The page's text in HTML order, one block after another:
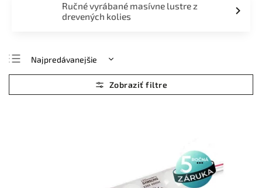
Ručné vyrábané masívne lustre z
drevených kolies
Najpredávanejšie
Najlacnejšie
Najdrahšie